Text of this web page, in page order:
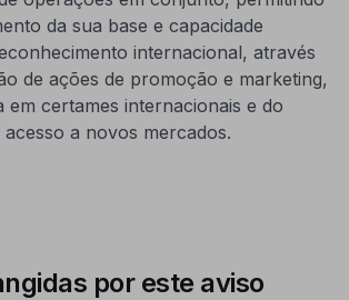
da sua base e capacidade
internacional, através
de ações de promoção e marketing,
em certames internacionais e do
a novos mercados.
por este aviso